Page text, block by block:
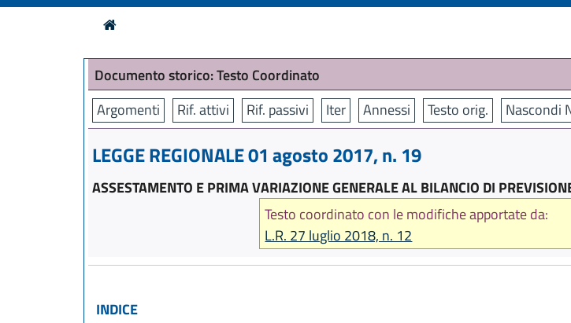
Documento storico: Testo Coordinato
Argomenti
Rif. attivi Rif. passivi Iter Annessi Testo orig. Nascondi
LEGGE REGIONALE 01 agosto 2017, n. 19
ASSESTAMENTO E PRIMA VARIAZIONE GENERALE AL BILANCIO DI
Testo coordinato con le modifiche apportate da:
L.R. 27 luglio 2018, n. 12
INDICE